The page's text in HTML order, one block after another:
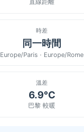
直線距離
時差
同一時間
Europe/Paris · Europe/Rome
溫差
6.9°C
巴黎 較暖